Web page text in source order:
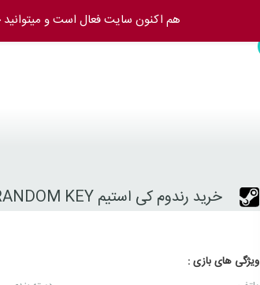
خرید رندوم کی استیم STEAM RANDOM KEY
ویژگی های بازی :
هم اکنون سایت فعال است و میتوانید